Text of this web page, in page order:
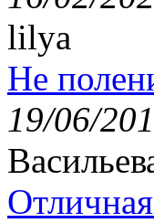
lilya
Не
19/06/